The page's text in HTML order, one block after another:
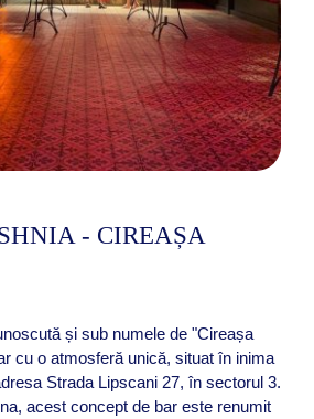
- CIREAȘA
și sub numele de "Cireașa
cu o atmosferă unică, situat în inima
Strada Lipscani 27, în sectorul 3.
acest concept de bar este renumit